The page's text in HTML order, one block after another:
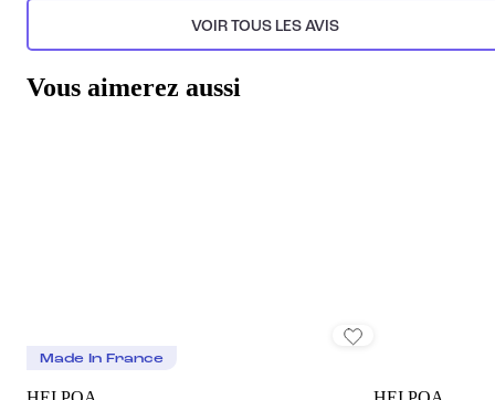
Généré par l’IA à partir du texte des commentaires clients.
VOIR TOUS LES AVIS
Vous aimerez aussi
Made In France